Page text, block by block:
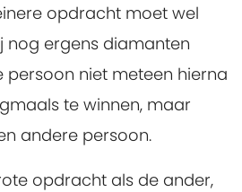
opdracht moet wel
nog ergens diamanten
persoon niet meteen hierna
te winnen, maar
andere persoon.
opdracht als de ander,